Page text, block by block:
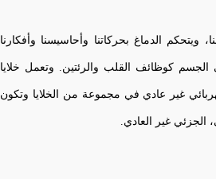
الدماغ بحركاتنا وأحاسيسنا وأفكارنا
الجسم كوظائف القلب والرئتين. وتعمل خلايا
غير عادي في مجموعة من الخلايا وتكون
الجزئي غير العادي.